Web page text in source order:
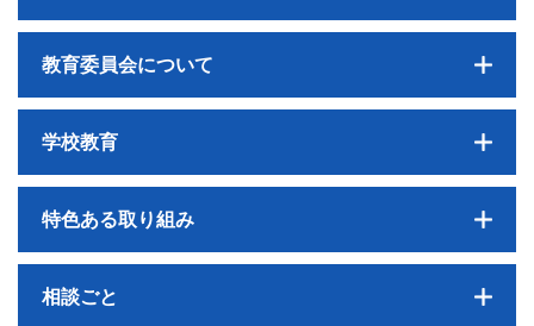
教育委員会について
学校教育
特色ある取り組み
相談ごと